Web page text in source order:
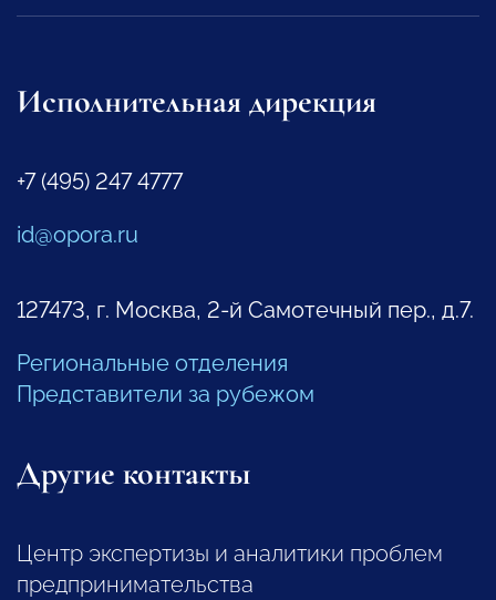
Исполнительная дирекция
+7 (495) 247 4777
id@opora.ru
127473, г. Москва, 2-й Самотечный пер., д.7.
Региональные отделения
Представители за рубежом
Другие контакты
Центр экспертизы и аналитики проблем
предпринимательства